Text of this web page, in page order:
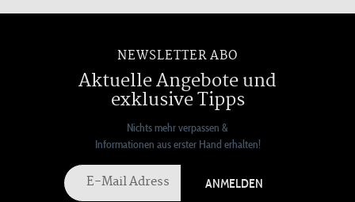
NEWSLETTER ABO
Aktuelle Angebote und
exklusive Tipps
Nichts mehr verpassen &
Informationen aus erster Hand erhalten!
ANMELDEN